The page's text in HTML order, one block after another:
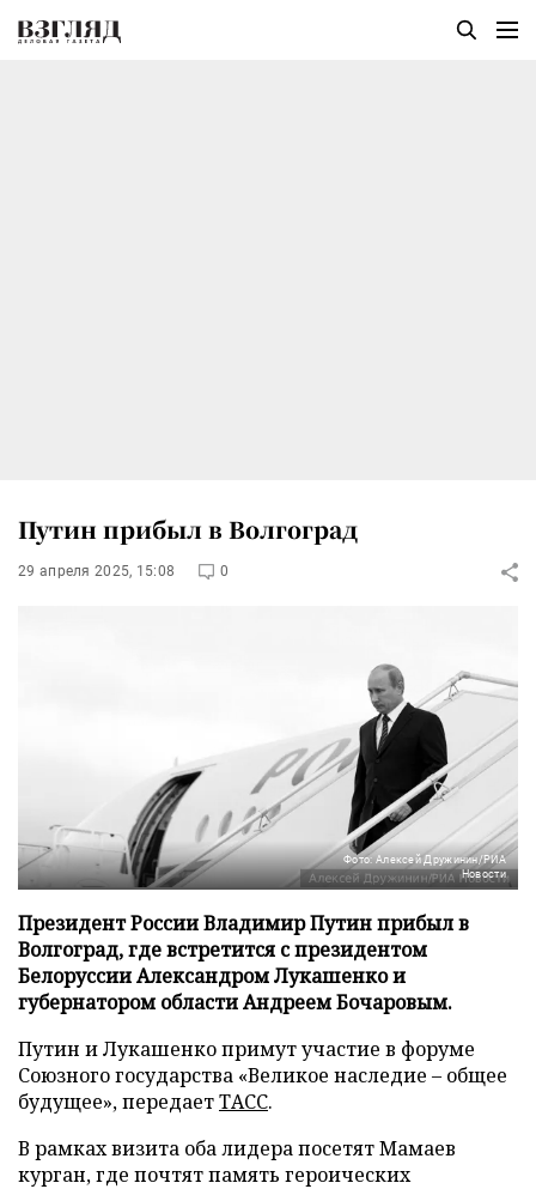
Путин прибыл в Волгоград
29 апреля 2025, 15:08 0
Фото: Алексей Дружинин/РИА
Новости
Президент России Владимир Путин прибыл в
Волгоград, где встретится с президентом
Белоруссии Александром Лукашенко и
губернатором области Андреем Бочаровым.
Путин и Лукашенко примут участие в форуме
Союзного государства «Великое наследие – общее
будущее», передаетТАСС.
В рамках визита оба лидера посетят Мамаев
курган, где почтят память героических